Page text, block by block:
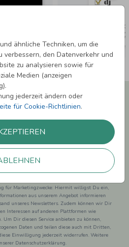
ähnliche Techniken, um die
verbessern, den Datenverkehr und
zu analysieren sowie für
Medien (anzeigen
jederzeit ändern oder
für Cookie-Richtlinien.
und 5,00 € Rabatt**
Newsletter an und bleibe auf dem
für Marketingzwecke: Hiermit willigst Du ein,
aus unserem Angebot informieren
unseres Newsletters. Zudem können wir Dir
Interessen auf anderen Plattformen wie
Um Dir diesen Service anbieten zu können,
Daten und teilen diese auch mit Dritten,
Einwilligung jederzeit widerrufen. Weitere
Datenschutzerklärung.